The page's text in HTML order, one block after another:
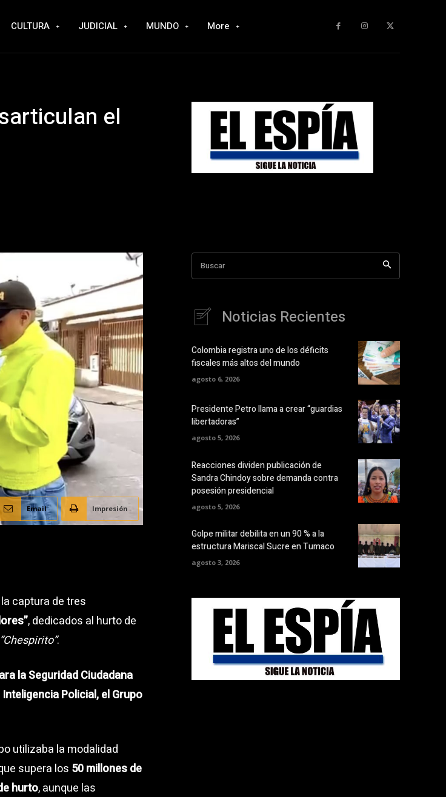
CULTURA JUDICIAL MUNDO More
el
Email Impresión
captura de tres
, dedicados al hurto de
“Chespirito”.
la Seguridad Ciudadana
Inteligencia Policial, el Grupo
utilizaba la modalidad
supera los 50 millones de
hurto, aunque las
Buscar
Noticias Recientes
Colombia registra uno de los déficits
fiscales más altos del mundo
agosto 6, 2026
Presidente Petro llama a crear “guardias
libertadoras”
agosto 5, 2026
Reacciones dividen publicación de
Sandra Chindoy sobre demanda contra
posesión presidencial
agosto 5, 2026
Golpe militar debilita en un 90 % a la
estructura Mariscal Sucre en Tumaco
agosto 3, 2026